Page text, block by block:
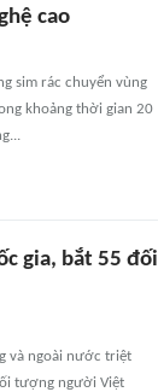
cao
sim rác chuyển vùng
khoảng thời gian 20
gia, bắt 55 đối
và ngoài nước triệt
tượng người Việt